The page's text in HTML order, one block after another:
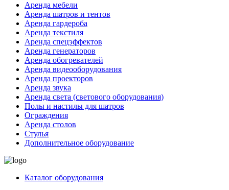
Аренда мебели
Аренда шатров и тентов
Аренда гардероба
Аренда текстиля
Аренда спецэффектов
Аренда генераторов
Аренда обогревателей
Аренда видеооборудования
Аренда проекторов
Аренда звука
Аренда света (светового оборудования)
Полы и настилы для шатров
Ограждения
Аренда столов
Стулья
Дополнительное оборудование
Каталог оборудования